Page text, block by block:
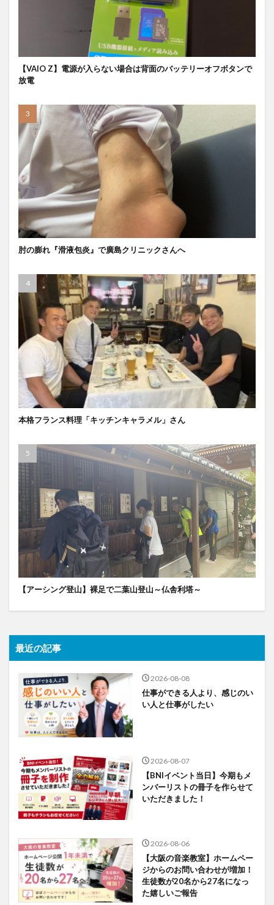
【VAIO Z】電源が入らない場合は背面のバッテリーオフボタンで
放電
肘の膨れ『滑液包炎』で廣島クリニックさんへ
本格フランス料理「キッチンキャラメル」さん
【アーシング登山】裸足で二葉山登山～仏舎利塔～
最近の記事
2026-08-08
仕事ができる人より、感じのい
い人と仕事がしたい
2026-08-07
【BNIイベント当日】今期もメ
ンバーリストの冊子を作らせて
いただきました！
2026-08-06
【大阪の音楽教室】ホームペー
ジからのお問い合わせが増加！
生徒数が20名から27名になっ
た嬉しいご報告